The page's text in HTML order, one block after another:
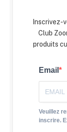
Inscrivez-
Club
produits
Email
Veuillez
inscrire.